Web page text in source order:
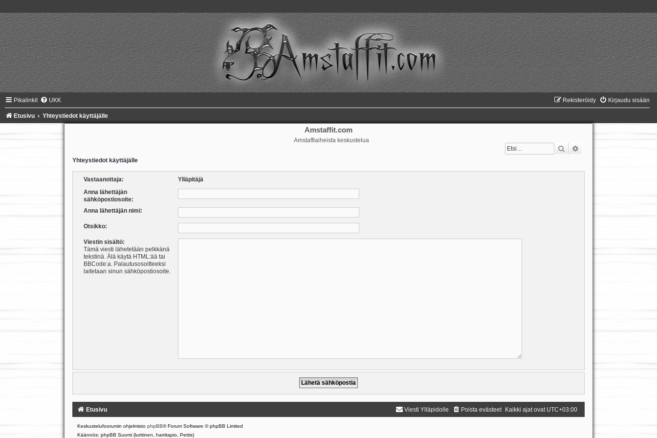
Pikalinkit UKK Kirjaudu sisään
Rekisteröidy
Etusivu Yhteystiedot käyttäjälle
Amstaffit.com
Amstaffiaiheista keskustelua
Etsi
Yhteystiedot käyttäjälle
Vastaanottaja:
Ylläpitäjä
Anna lähettäjän
sähköpostiosoite:
Anna lähettäjän nimi:
Otsikko:
Viestin sisältö:
Tämä viesti lähetetään pelkkänä
tekstinä. Älä käytä HTML:ää tai
BBCode:a. Palautusosoitteeksi
laitetaan sinun sähköpostiosoite.
Etusivu Kaikki ajat ovat UTC+03:00
Poista evästeet
Viesti Ylläpidolle
Keskustelufoorumin ohjelmisto phpBB® Forum Software © phpBB Limited
Käännös: phpBB Suomi (lurttinen, harritapio, Pettis)